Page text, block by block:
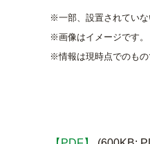
※一部、設置されていな
※画像はイメージです。
※情報は現時点でのも